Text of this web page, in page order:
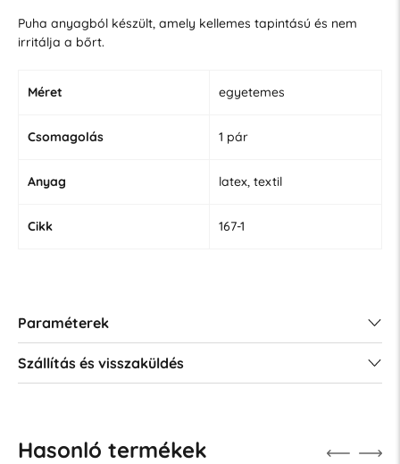
Puha anyagból készült, amely kellemes tapintású és nem
irritálja a bőrt.
Méret egyetemes
Csomagolás 1 pár
Anyag latex, textil
Cikk 167-1
Paraméterek
Szállítás és visszaküldés
Hasonló termékek